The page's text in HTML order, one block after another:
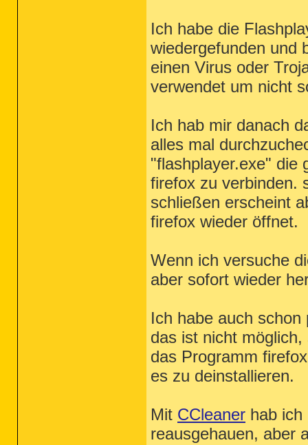
Ich habe die
wiedergefunden und
einen Virus oder
verwendet um nicht
Ich hab mir danach
alles mal
"flashplayer.exe" die
firefox zu verbinden.
schließen erscheint
firefox wieder öffnet.
Wenn ich versuche
aber sofort wieder
Ich habe auch
das ist nicht
das Programm
es zu deinstallieren.
Mit CCleaner hab ich
reausgehauen, aber